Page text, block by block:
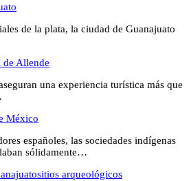
de la plata, la ciudad de Guanajuato
de Allende
una experiencia turística más que
México
españoles, las sociedades indígenas
sólidamente…
sitios arqueológicos